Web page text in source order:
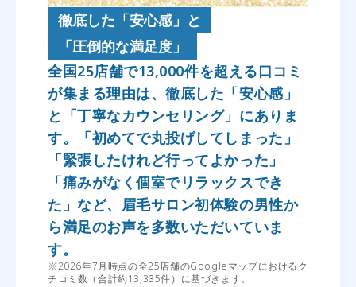
徹底した「安心感」と
「圧倒的な満足度」
全国25店舗で13,000件を超える口コミ
が集まる理由は、徹底した「安心感」
と「丁寧なカウンセリング」にありま
す。「初めてで丸投げしてしまった」
「緊張したけれど行ってよかった」
「痛みがなく個室でリラックスでき
た」など、眉毛サロン初体験の男性か
ら満足のお声を多数いただいていま
す。
※2026年7月時点の全25店舗のGoogleマップにおけるク
チコミ数（合計約13,335件）に基づきます。